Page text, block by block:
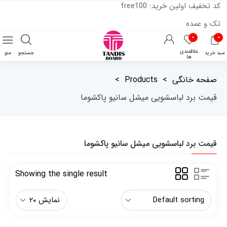
کد تخفیف اولین خرید: free100
تک و عمده
۰
سبد خرید
۰
علاقمندی
ها
منو جستجو
صفحه خانگی >
Products
>
قیمت برد لباسشویی میشل سانیو پاکشوما
قیمت برد لباسشویی میشل سانیو پاکشوما
Showing the single result